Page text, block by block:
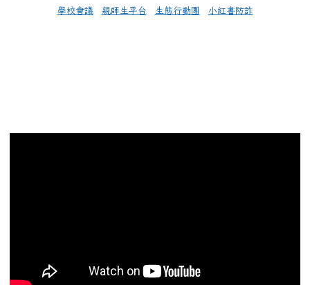
學校會議 親師生平台 生態行動團 小紅書防詐